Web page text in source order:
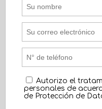
Autorizo el
personales de
de Protección de